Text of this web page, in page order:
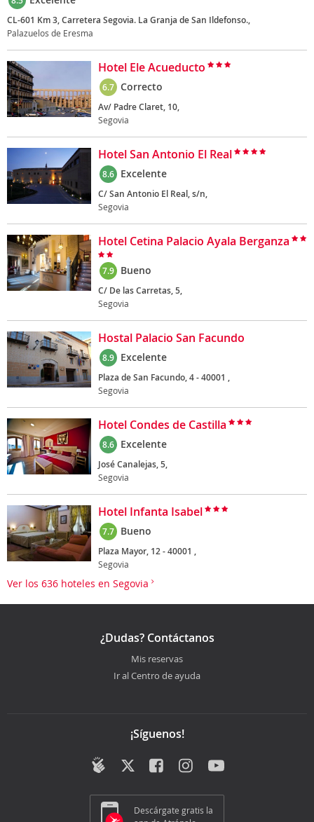
CL-601 Km 3, Carretera Segovia. La Granja de San Ildefonso.,
Palazuelos de Eresma
Hotel Ele Acueducto
6.7 Correcto
Av/ Padre Claret, 10,
Segovia
Hotel San Antonio El Real
8.6 Excelente
C/ San Antonio El Real, s/n,
Segovia
Hotel Cetina Palacio Ayala Berganza
7.9 Bueno
C/ De las Carretas, 5,
Segovia
Hostal Palacio San Facundo
8.9 Excelente
Plaza de San Facundo, 4 - 40001 ,
Segovia
Hotel Condes de Castilla
8.6 Excelente
José Canalejas, 5,
Segovia
Hotel Infanta Isabel
7.7 Bueno
Plaza Mayor, 12 - 40001 ,
Segovia
Ver los 636 hoteles en Segovia
¿Dudas? Contáctanos
Mis reservas
Ir al Centro de ayuda
¡Síguenos!
Descárgate gratis la